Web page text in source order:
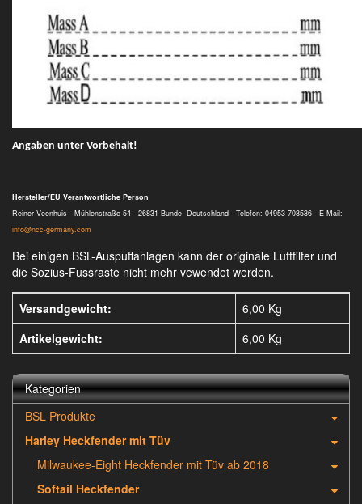
Angaben unter Vorbehalt!
Hersteller/EU Verantwortliche Person
Reiner Veenhuis - Mühlenstraße 54 - 26831 Bunde Deutschland - Telefon: 04953-708536 - E-Mail:
info@ncc-germany.com
Bei einigen BSL-Auspuffanlagen kann der originale Luftfilter und
die Sozius-Fussraste nicht mehr vewendet werden.
Versandgewicht:
6,00 Kg
Artikelgewicht:
6,00 Kg
Kategorien
BSL Produkte
Harley Heckfender mit Tüv
Milwaukee-Eight Heckfender mit Tüv ab 2018
Softail Heckfender